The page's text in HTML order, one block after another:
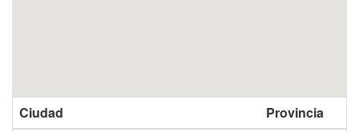
Ciudad
Provincia